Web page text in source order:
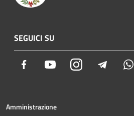
SEGUICI SU
Facebook YoutubeInstagram Telegram
Amministrazione